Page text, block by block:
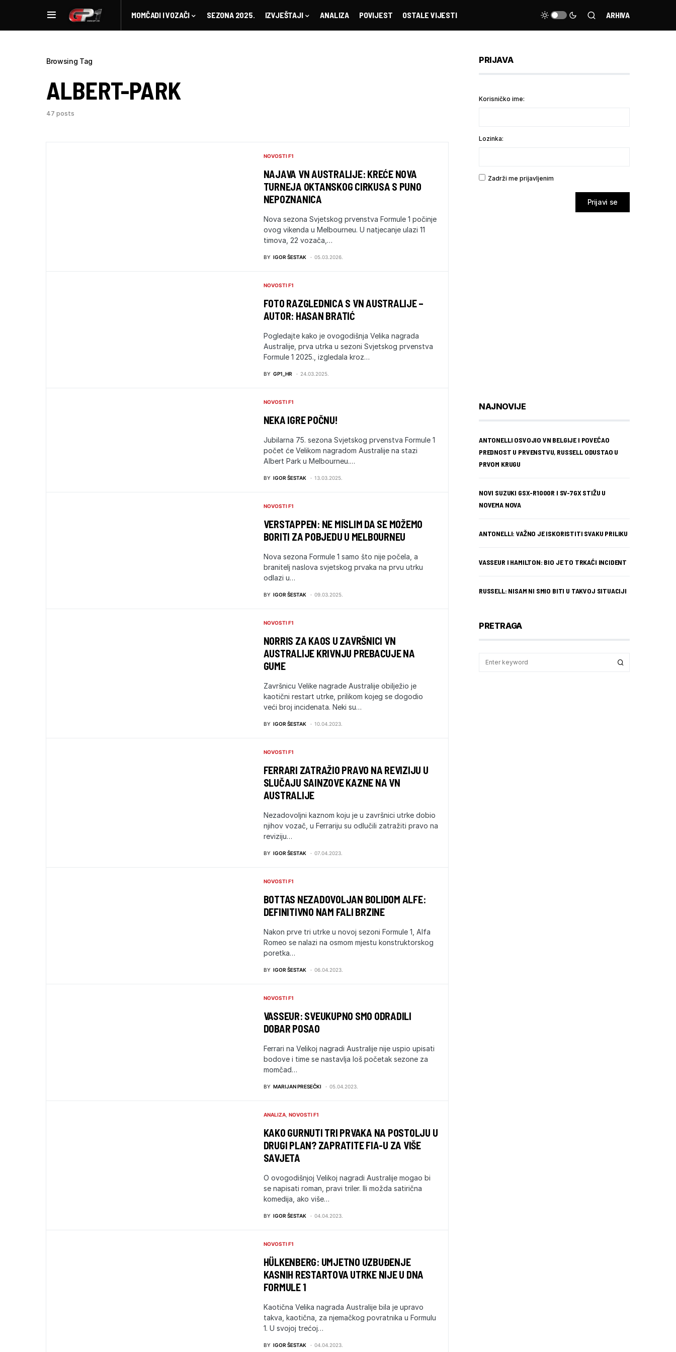
MOMČADI I VOZAČI SEZONA 2025. IZVJEŠTAJI ANALIZA POVIJEST OSTALE VIJESTI ARHIVA
Browsing Tag
ALBERT-PARK
47 posts
NOVOSTI F1
NAJAVA VN AUSTRALIJE: KREĆE NOVA
TURNEJA OKTANSKOG CIRKUSA S PUNO
NEPOZNANICA
Nova sezona Svjetskog prvenstva Formule 1 počinje
ovog vikenda u Melbourneu. U natjecanje ulazi 11
timova, 22 vozača,…
BY IGOR ŠESTAK 05.03.2026.
NOVOSTI F1
FOTO RAZGLEDNICA S VN AUSTRALIJE –
AUTOR: HASAN BRATIĆ
Pogledajte kako je ovogodišnja Velika nagrada
Australije, prva utrka u sezoni Svjetskog prvenstva
Formule 1 2025., izgledala kroz…
BY GP1_HR 24.03.2025.
NOVOSTI F1
NEKA IGRE POČNU!
Jubilarna 75. sezona Svjetskog prvenstva Formule 1
počet će Velikom nagradom Australije na stazi
Albert Park u Melbourneu.…
BY IGOR ŠESTAK 13.03.2025.
NOVOSTI F1
VERSTAPPEN: NE MISLIM DA SE MOŽEMO
BORITI ZA POBJEDU U MELBOURNEU
Nova sezona Formule 1 samo što nije počela, a
branitelj naslova svjetskog prvaka na prvu utrku
odlazi u…
BY IGOR ŠESTAK 09.03.2025.
NOVOSTI F1
NORRIS ZA KAOS U ZAVRŠNICI VN
AUSTRALIJE KRIVNJU PREBACUJE NA
GUME
Završnicu Velike nagrade Australije obilježio je
kaotični restart utrke, prilikom kojeg se dogodio
veći broj incidenata. Neki su…
BY IGOR ŠESTAK 10.04.2023.
NOVOSTI F1
FERRARI ZATRAŽIO PRAVO NA REVIZIJU U
SLUČAJU SAINZOVE KAZNE NA VN
AUSTRALIJE
Nezadovoljni kaznom koju je u završnici utrke dobio
njihov vozač, u Ferrariju su odlučili zatražiti pravo na
reviziju…
BY IGOR ŠESTAK 07.04.2023.
NOVOSTI F1
BOTTAS NEZADOVOLJAN BOLIDOM ALFE:
DEFINITIVNO NAM FALI BRZINE
Nakon prve tri utrke u novoj sezoni Formule 1, Alfa
Romeo se nalazi na osmom mjestu konstruktorskog
poretka…
BY IGOR ŠESTAK 06.04.2023.
NOVOSTI F1
VASSEUR: SVEUKUPNO SMO ODRADILI
DOBAR POSAO
Ferrari na Velikoj nagradi Australije nije uspio upisati
bodove i time se nastavlja loš početak sezone za
momčad…
BY MARIJAN PRESEČKI 05.04.2023.
ANALIZA NOVOSTI F1
KAKO GURNUTI TRI PRVAKA NA POSTOLJU U
DRUGI PLAN? ZAPRATITE FIA-U ZA VIŠE
SAVJETA
O ovogodišnjoj Velikoj nagradi Australije mogao bi
se napisati roman, pravi triler. Ili možda satirična
komedija, ako više…
BY IGOR ŠESTAK 04.04.2023.
NOVOSTI F1
HÜLKENBERG: UMJETNO UZBUĐENJE
KASNIH RESTARTOVA UTRKE NIJE U DNA
FORMULE 1
Kaotična Velika nagrada Australije bila je upravo
takva, kaotična, za njemačkog povratnika u Formulu
1. U svojoj trećoj…
BY IGOR ŠESTAK 04.04.2023.
PRIJAVA
Korisničko ime:
Lozinka:
Zadrži me prijavljenim
Prijavi se
NAJNOVIJE
ANTONELLI OSVOJIO VN BELGIJE I POVEĆAO
PREDNOST U PRVENSTVU, RUSSELL ODUSTAO U
PRVOM KRUGU
NOVI SUZUKI GSX-R1000R I SV-7GX STIŽU U
NOVEMA NOVA
ANTONELLI: VAŽNO JE ISKORISTITI SVAKU PRILIKU
VASSEUR I HAMILTON: BIO JE TO TRKAĆI INCIDENT
RUSSELL: NISAM NI SMIO BITI U TAKVOJ SITUACIJI
PRETRAGA